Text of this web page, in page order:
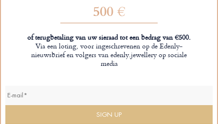
500 €
of terugbetaling van uw sieraad tot een bedrag van €500.
Via een loting, voor ingeschrevenen op de Edenly-
nieuwsbrief en volgers van edenly.jewellery op sociale
media